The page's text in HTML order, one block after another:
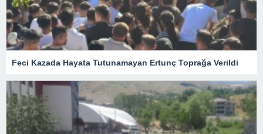
Feci Kazada Hayata Tutunamayan Ertunç Toprağa Verildi